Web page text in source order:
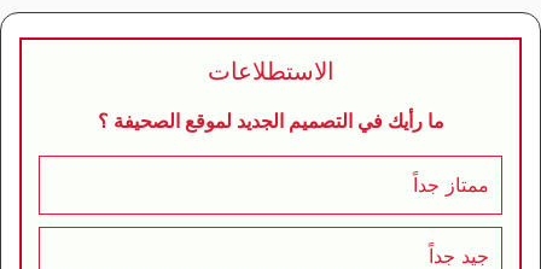
الاستطلاعات
ما رأيك في التصميم الجديد لموقع الصحيفة ؟
ممتاز جداً
جيد جداً